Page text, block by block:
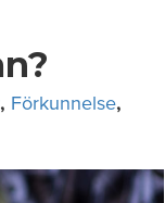
, Förkunnelse,